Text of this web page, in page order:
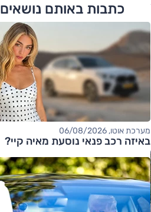
כתבות באותם נושאים
מערכת אוטו, 06/08/2026
באיזה רכב פנאי נוסעת מאיה קיי?